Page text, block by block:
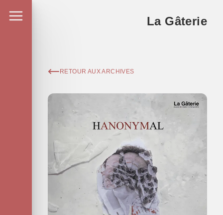
La Gâterie
RETOUR AUX ARCHIVES